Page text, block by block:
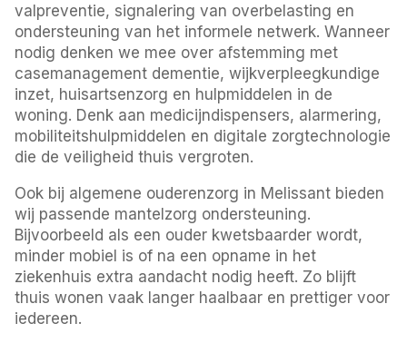
valpreventie, signalering van overbelasting en
ondersteuning van het informele netwerk. Wanneer
nodig denken we mee over afstemming met
casemanagement dementie, wijkverpleegkundige
inzet, huisartsenzorg en hulpmiddelen in de
woning. Denk aan medicijndispensers, alarmering,
mobiliteitshulpmiddelen en digitale zorgtechnologie
die de veiligheid thuis vergroten.
Ook bij algemene ouderenzorg in Melissant bieden
wij passende mantelzorg ondersteuning.
Bijvoorbeeld als een ouder kwetsbaarder wordt,
minder mobiel is of na een opname in het
ziekenhuis extra aandacht nodig heeft. Zo blijft
thuis wonen vaak langer haalbaar en prettiger voor
iedereen.